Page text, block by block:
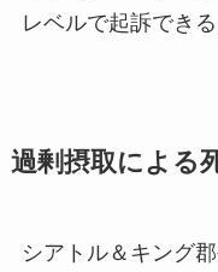
レベルで起訴でき
過剰摂取による
シアトル＆キング